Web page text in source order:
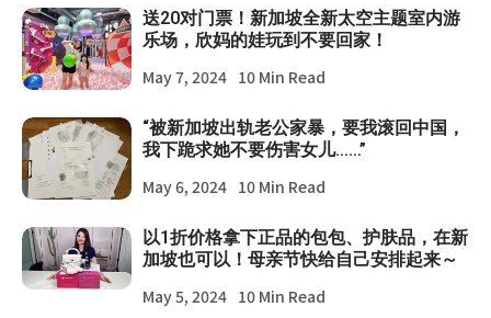
送20对门票！新加坡全新太空主题室内游
乐场，欣妈的娃玩到不要回家！
May 7, 2024 10 Min Read
“被新加坡出轨老公家暴，要我滚回中国，
我下跪求她不要伤害女儿……”
May 6, 2024 10 Min Read
以1折价格拿下正品的包包、护肤品，在新
加坡也可以！母亲节快给自己安排起来～
May 5, 2024 10 Min Read